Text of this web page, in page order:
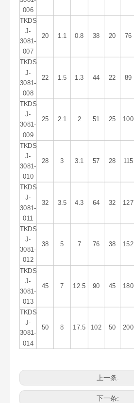
006
TKDS
J-
3081-
007
20 1.1 0.8 38 20 76
TKDS
J-
3081-
008
22 1.5 1.3 44 22 89
TKDS
J-
3081-
009
25 2.1 2 51 25 100
TKDS
J-
3081-
010
28 3 3.1 57 28 115
TKDS
J-
3081-
011
32 3.5 4.3 64 32 127
TKDS
J-
3081-
012
38 5 7 76 38 152
TKDS
J-
3081-
013
45 7 12.5 90 45 180
TKDS
J-
3081-
014
50 8 17.5 102 50 200
上一条:
下一条: